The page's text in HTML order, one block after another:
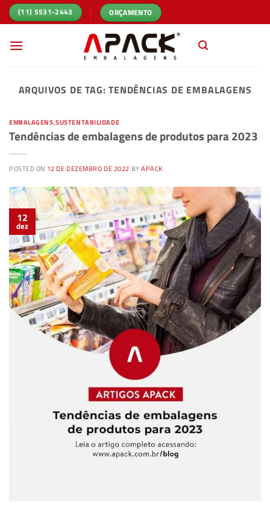
Skip
to
(11) 5531-2443 ORÇAMENTO
ARQUIVOS DE TAG:TENDÊNCIAS DE EMBALAGENS
EMBALAGENS,SUSTENTABILIDADE
Tendências de embalagens de produtos para 2023
POSTED ON 12 DE DEZEMBRO DE 2022 BYAPACK
12
dez